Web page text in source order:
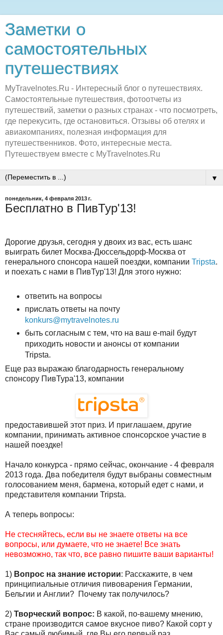
Заметки о
самостоятельных
путешествиях
MyTravelnotes.Ru - Интересный блог о путешествиях.
Самостоятельные путешествия, фотоотчеты из
путешествий, заметки о разных странах - что посмотреть,
где перекусить, где остановиться. Отзывы об отелях и
авиакомпаниях, полезная информация для
путешественников. Фото, интересные места.
Путешествуем вместе с MyTravelnotes.Ru
▼
понедельник, 4 февраля 2013 г.
Бесплатно в ПивТур'13!
Дорогие друзья, сегодня у двоих из вас, есть шанс
выиграть билет Москва-Дюссельдорф-Москва от
генерального спонсора нашей поездки, компании Tripsta.
и поехать с нами в ПивТур'13! Для этого нужно:
ответить на вопросы
прислать ответы на почту
konkurs@mytravelnotes.ru
быть согласным с тем, что на ваш e-mail будут
приходить новости и анонсы от компании
Tripsta.
Еще раз выражаю благодарность генеральному
спонсору ПивТура'13, компании
предоставившей этот приз. И приглашаем, другие
компании, принимать активное спонсорское участие в
нашей поездке!
Начало конкурса - прямо сейчас, окончание - 4 февраля
2013 года. Два победителя будут выбраны совместным
голосованием меня, бармена, который едет с нами, и
представителя компании Tripsta.
А теперь вопросы:
Не стесняйтесь, если вы не знаете ответы на все
вопросы, или думаете, что не знаете! Все знать
невозможно, так что, все равно пишите ваши варианты!
1) Вопрос на знание истории: Расскажите, в чем
принципиальные отличия пивоварения Германии,
Бельгии и Англии? Почему так получилось?
2) Творческий вопрос: В какой, по-вашему мнению,
стране производится самое вкусное пиво? Какой сорт у